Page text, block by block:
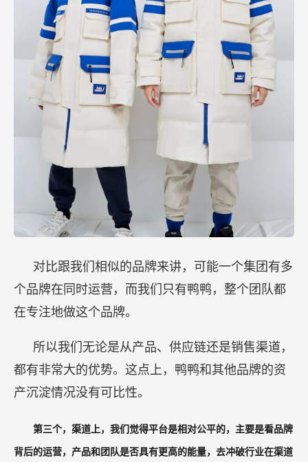
对比跟我们相似的品牌来讲，可能一个集团有多
个品牌在同时运营，而我们只有鸭鸭，整个团队都
在专注地做这个品牌。
所以我们无论是从产品、供应链还是销售渠道，
都有非常大的优势。这点上，鸭鸭和其他品牌的资
产沉淀情况没有可比性。
第三个，渠道上，我们觉得平台是相对公平的，主要是看品牌
背后的运营，产品和团队是否具有更高的能量，去冲破行业在渠道